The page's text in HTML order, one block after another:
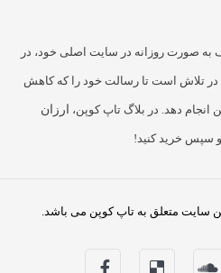
به صورت روزانه در سایت اصلی خود، در
در تلاش است تا رسالت خود را که کاهش
دهد. در بلاگ تاپ کوپن، ارزان
سپس خرید کنید!
سایت متعلق به تاپ کوپن می باشد.